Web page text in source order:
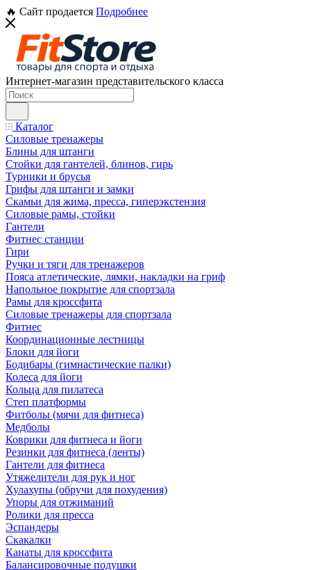
🔥 Сайт продается Подробнее
Интернет-магазин представительского класса
Каталог
Силовые тренажеры
Блины для штанги
Стойки для гантелей, блинов, гирь
Турники и брусья
Грифы для штанги и замки
Скамьи для жима, пресса, гиперэкстензия
Силовые рамы, стойки
Гантели
Фитнес станции
Гири
Ручки и тяги для тренажеров
Пояса атлетические, лямки, накладки на гриф
Напольное покрытие для спортзала
Рамы для кроссфита
Силовые тренажеры для спортзала
Фитнес
Координационные лестницы
Блоки для йоги
Бодибары (гимнастические палки)
Колеса для йоги
Кольца для пилатеса
Степ платформы
Фитболы (мячи для фитнеса)
Медболы
Коврики для фитнеса и йоги
Резинки для фитнеса (ленты)
Гантели для фитнеса
Утяжелители для рук и ног
Хулахупы (обручи для похудения)
Упоры для отжиманий
Ролики для пресса
Эспандеры
Скакалки
Канаты для кроссфита
Балансировочные подушки